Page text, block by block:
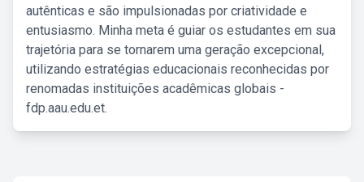
autênticas e são impulsionadas por criatividade e
entusiasmo. Minha meta é guiar os estudantes em sua
trajetória para se tornarem uma geração excepcional,
utilizando estratégias educacionais reconhecidas por
renomadas instituições acadêmicas globais -
fdp.aau.edu.et.